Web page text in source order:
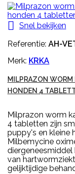

Snel bekijken
Referentie: AH-
Merk: KRKA
MILPRAZON
HONDEN 4
Milprazon worm
4 tabletten zijn
puppy's en kleine
Milbemycine
van
gelijktijdige